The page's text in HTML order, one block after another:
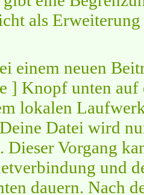
als
einem neuen
] Knopf unten
lokalen
Datei wird
Dieser Vorgang
und
dauern. Nach